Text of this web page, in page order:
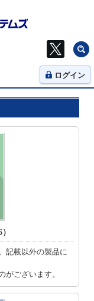
ログイン
記載以外の製品に
がございます。